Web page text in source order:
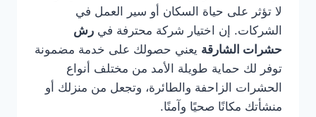
لا تؤثر على حياة السكان أو سير العمل في
الشركات. إن اختيار شركة محترفة في رش
حشرات الشارقة يعني حصولك على خدمة مضمونة
توفر لك حماية طويلة الأمد من مختلف أنواع
الحشرات الزاحفة والطائرة، وتجعل من منزلك أو
منشأتك مكانًا صحيًا وآمنًا.